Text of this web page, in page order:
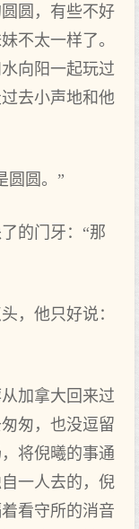
圆，有些不好
不太一样了。
向阳一起玩过
去小声地和他
圆圆。”
的门牙：“那
，他只好说：
加拿大回来过
匆，也没逗留
将倪曦的事通
一人去的，倪
看守所的消音